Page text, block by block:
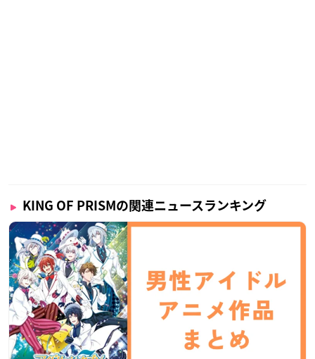
KING OF PRISMの関連ニュースランキング